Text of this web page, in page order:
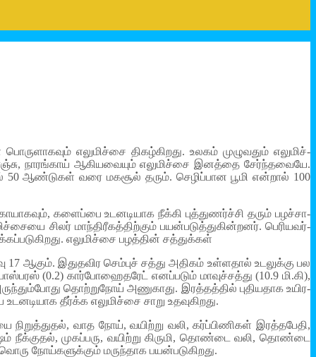
எலு­மிச்சை திகழ்­கி­றது. உலகம் முழு­வதும் எலு­மிச்­
நாரங்காய் ஆகி­ய­வையும் எலு­மிச்சை இனத்தை சேர்ந்­த­வையே.
ஆண்­டுகள் வரை மகசூல் தரும். செழிப்­பான பூமி என்றால் 100
களைப்பை உட­ன­டி­யாக நீக்கி புத்­து­ணர்ச்சி தரும் பழச்­சா­
சிலர் மாந்­தி­ரீ­கத்­திற்கும் பயன்­ப­டுத்­து­கின்­றனர். பெரி­ய­வர்­
எலு­மிச்சை பழத்தின் சத்­துக்கள்
17 ஆகும். இது­த­விர செம்புச் சத்து அதிகம் உள்­ளதால் உட­லுக்கு பல
(0.2) கார்­போ­ஹை­தரேட் எனப்­படும் மாவுச்­சத்து (10.9 மி.கி),
தொற்­றுநோய் அணு­காது. இரத்­தத்தில் புதி­ய­தாக உயி­ர­
தீர்க்க எலு­மிச்சை சாறு உத­வு­கி­றது.
நிறுத்­துதல், வாத நோய், வயிற்று வலி, கர்ப்­பி­ணிகள் இரத்­த­பேதி,
நீக்­குதல், முகப்­பரு, வயிற்று கிருமி, தொண்டை வலி, தொண்டை
நோய்­க­ளுக்கும் மருந்­தாக பயன்­ப­டு­கி­றது.